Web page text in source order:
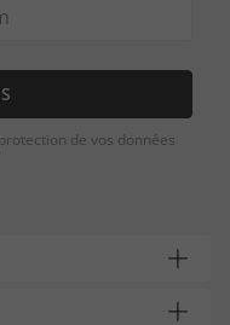
de vos données